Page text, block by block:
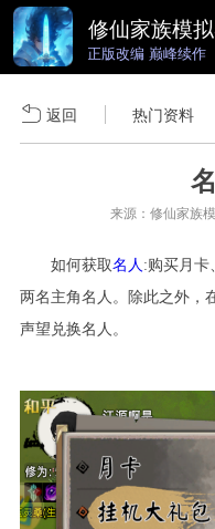
修仙家族模
正版改编 巅峰续作
返回 热门资料
来源：修仙家族
如何获取名人:购买月卡
两名主角名人。除此之外，
声望兑换名人。